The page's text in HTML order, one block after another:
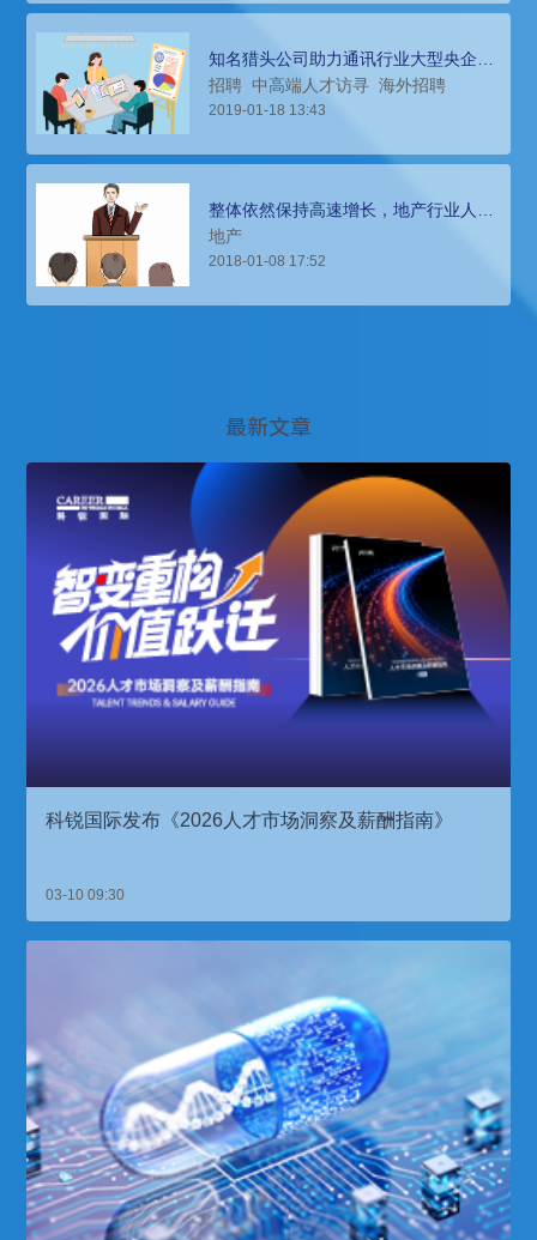
知名猎头公司助力通讯行业大型央企海
外引进顶尖专家
招聘 中高端人才访寻 海外招聘
2019-01-18 13:43
整体依然保持高速增长，地产行业人才
薪酬报告分析
地产
2018-01-08 17:52
最新文章
科锐国际发布《2026人才市场洞察及薪酬指南》
03-10 09:30